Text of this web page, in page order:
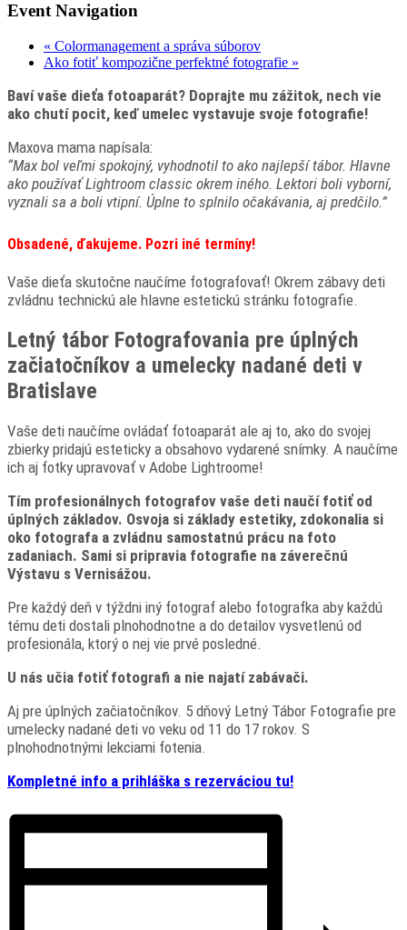
Event Navigation
« Colormanagement a správa súborov
Ako fotiť kompozične perfektné fotografie »
Baví vaše dieťa fotoaparát? Doprajte mu zážitok, nech vie
ako chutí pocit, keď umelec vystavuje svoje fotografie!
Maxova mama napísala:
“Max bol veľmi spokojný, vyhodnotil to ako najlepší tábor. Hlavne
ako používať Lightroom classic okrem iného. Lektori boli vyborní,
vyznali sa a boli vtipní. Úplne to splnilo očakávania, aj predčilo.”
Obsadené, ďakujeme. Pozri iné termíny!
Vaše dieťa skutočne naučíme fotografovať! Okrem zábavy deti
zvládnu technickú ale hlavne estetickú stránku fotografie.
Letný tábor Fotografovania pre úplných
začiatočníkov a umelecky nadané deti v
Bratislave
Vaše deti naučíme ovládať fotoaparát ale aj to, ako do svojej
zbierky pridajú esteticky a obsahovo vydarené snímky. A naučíme
ich aj fotky upravovať v Adobe Lightroome!
Tím profesionálnych fotografov vaše deti naučí fotiť od
úplných základov. Osvoja si základy estetiky, zdokonalia si
oko fotografa a zvládnu samostatnú prácu na foto
zadaniach. Sami si pripravia fotografie na záverečnú
Výstavu s Vernisážou.
Pre každý deň v týždni iný fotograf alebo fotografka aby každú
tému deti dostali plnohodnotne a do detailov vysvetlenú od
profesionála, ktorý o nej vie prvé posledné.
U nás učia fotiť fotografi a nie najatí zabávači.
Aj pre úplných začiatočníkov. 5 dňový Letný Tábor Fotografie pre
umelecky nadané deti vo veku od 11 do 17 rokov. S
plnohodnotnými lekciami fotenia.
Kompletné info a prihláška s rezerváciou tu!